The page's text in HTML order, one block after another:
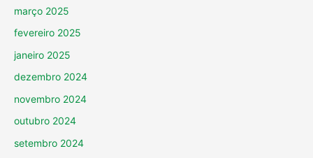
março 2025
fevereiro 2025
janeiro 2025
dezembro 2024
novembro 2024
outubro 2024
setembro 2024